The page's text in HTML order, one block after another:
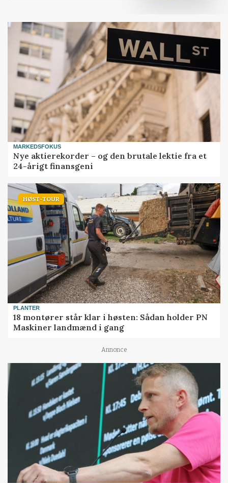
MARKEDSFOKUS
Nye aktierekorder – og den brutale lektie fra et
24-årigt finansgeni
HØST-TOUR
PLANTER
18 montører står klar i høsten: Sådan holder PN
Maskiner landmænd i gang
Annonce